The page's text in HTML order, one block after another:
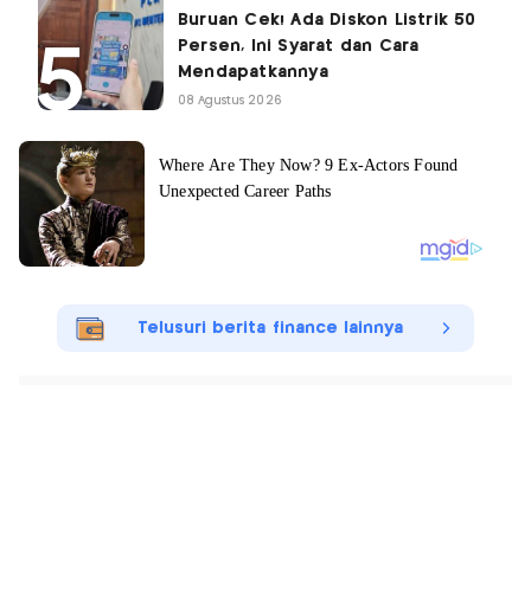
Buruan Cek! Ada Diskon Listrik 50
Persen, Ini Syarat dan Cara
Mendapatkannya
08 Agustus 2026
Telusuri berita finance lainnya